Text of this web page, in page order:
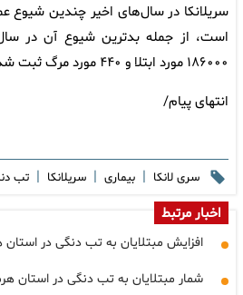
سریلانکا در سال‌های اخیر چندین شیوع
۱۸۶۰۰۰ مورد ابتلا و ۴۴۰ مورد مرگ ثبت شد.
انتهای پیام/
سری لانکا | بیماری | سریلانکا | تب
اخبار مرتبط
افزایش مبتلایان به تب دنگی در استان
شمار مبتلایان به تب دنگی در استان هرمزگان به